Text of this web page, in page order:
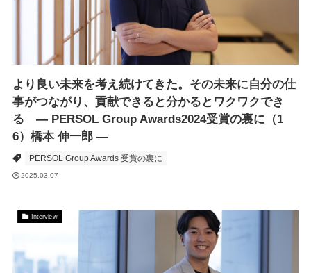
より良い未来を考え続けてきた。その未来に自分の仕
事がつながり、貢献できると分かるとワクワクでき
る ― PERSOL Group Awards2024受賞の裏に（1
6）橋本 伸一郎 ―
PERSOL Group Awards 受賞の裏に
2025.03.07
Interview